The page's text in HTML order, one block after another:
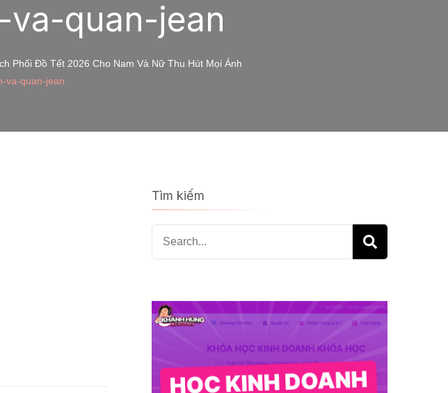
quan-jean
Phối Đồ Tết 2026 Cho Nam Và Nữ Thu Hút Mọi Ánh
va-quan-jean
Tìm kiếm
Search
for: